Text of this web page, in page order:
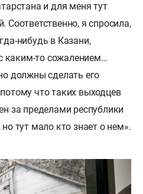
и для меня тут
я спросила,
нибудь в Казани,
каким-то сожалением…
должны сделать его
что таких выходцев
за пределами республики
тут мало кто знает о нем».